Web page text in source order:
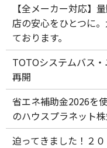
【全メーカー対応】
店の安心をひとつに
ております。
TOTOシステムバス
再開
省エネ補助金2026を
のハウスプラネット
迫ってきました！２